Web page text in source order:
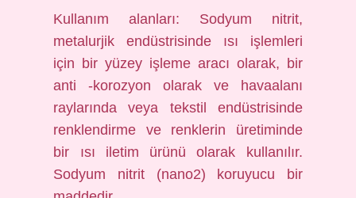
Kullanım alanları: Sodyum nitrit,
metalurjik endüstrisinde ısı işlemleri
için bir yüzey işleme aracı olarak, bir
anti -korozyon olarak ve havaalanı
raylarında veya tekstil endüstrisinde
renklendirme ve renklerin üretiminde
bir ısı iletim ürünü olarak kullanılır.
Sodyum nitrit (nano2) koruyucu bir